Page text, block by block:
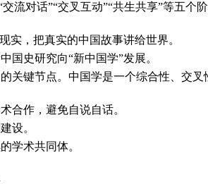
对话”“交叉互动”“共生共享”等五个
，把真实的中国故事讲给世界。
史研究向“新中国学”发展。
键节点。中国学是一个综合性、交叉
作，避免自说自话。
设。
学术共同体。